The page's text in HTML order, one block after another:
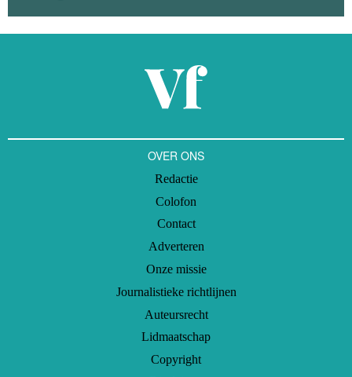
OVER ONS
Redactie
Colofon
Contact
Adverteren
Onze missie
Journalistieke richtlijnen
Auteursrecht
Lidmaatschap
Copyright